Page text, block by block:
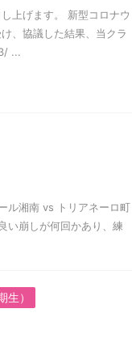
上げます。 新型コロナウ
、協議した結果、当クラ
...
ル湘南 vs トリアネーロ町
い崩しが何回かあり、練
生）